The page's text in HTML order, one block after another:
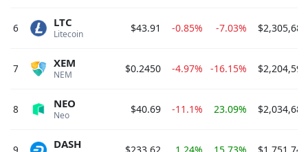
6 Litecoin
LTC $43.91 -0.85% -7.03%
7 NEM
XEM $0.2450 -4.97% -16.15%
8 Neo
NEO $40.69 -11.1% 23.09%
DASH